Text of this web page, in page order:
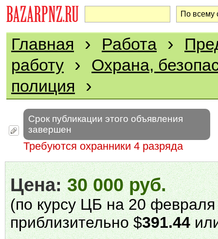
Главная › Работа ›
работу › Охрана,
полиция
›
Срок публикации этого объявления
завершен
Требуются охранники 4 разряда
Цена:30 000 руб.
(по курсу ЦБ на 20 февраля
приблизительно $391.44